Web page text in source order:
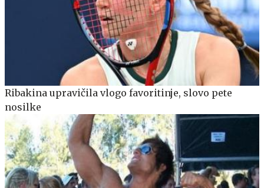
Ribakina upravičila vlogo favoritinje, slovo pete
nosilke